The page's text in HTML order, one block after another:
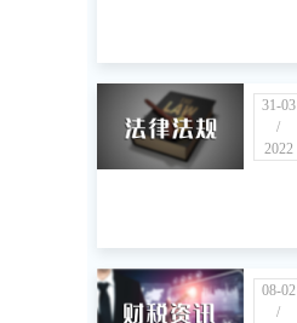
31-03
/
2022
08-02
/